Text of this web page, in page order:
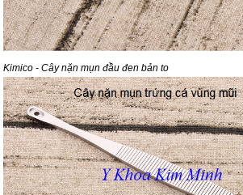
Kimico - Cây nặn mụn đầu đen bản to